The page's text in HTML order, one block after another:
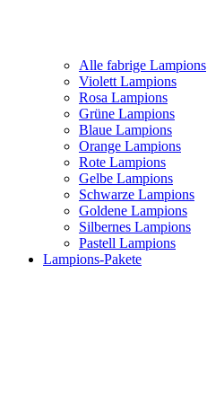
Alle fabrige Lampions
Violett Lampions
Rosa Lampions
Grüne Lampions
Blaue Lampions
Orange Lampions
Rote Lampions
Gelbe Lampions
Schwarze Lampions
Goldene Lampions
Silbernes Lampions
Pastell Lampions
Lampions-Pakete